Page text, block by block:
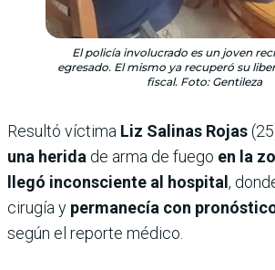
El policía involucrado es un joven
egresado. El mismo ya recuperó su
fiscal. Foto: Gentileza
Resultó víctima Liz Salinas Rojas
una herida de arma de fuego en la
llegó inconsciente al hospital,
cirugía y permanecía con
según el reporte médico.